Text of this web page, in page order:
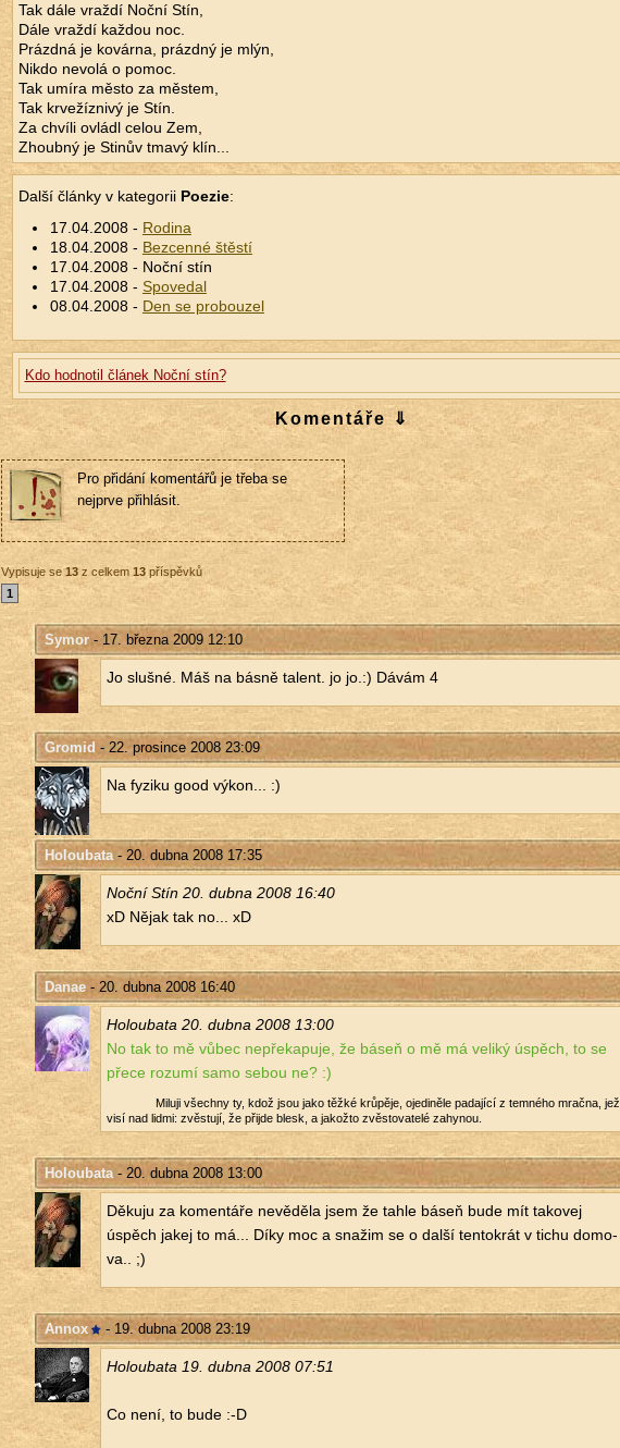
Tak dále vraždí Noční Stín,
Dále vraždí každou noc.
Prázdná je kovárna, prázdný je mlýn,
Nikdo nevolá o pomoc.
Tak umíra město za městem,
Tak krvežíznivý je Stín.
Za chvíli ovládl celou Zem,
Zhoubný je Stinův tmavý klín...
Další články v kategorii Poezie:
17.04.2008 - Rodina
18.04.2008 - Bezcenné štěstí
17.04.2008 - Noční stín
17.04.2008 - Spovedal
08.04.2008 - Den se probouzel
Kdo hodnotil článek Noční stín?
Komentáře ⇓
Pro přidání komentářů je třeba se
nejprve přihlásit.
Vypisuje se13z celkem 13příspěvků
1
Symor- 17. března 2009 12:10
Jo sluš­né. Máš na básně ta­lent. jo jo.:) Dávám 4
Gromid - 22. prosince 2008 23:09
Na fy­zi­ku good výkon... :)
Holoubata- 20. dubna 2008 17:35
Noční Stín 20. dubna 2008 16:40
xD Nějak tak no... xD
Danae- 20. dubna 2008 16:40
Ho­lou­ba­ta 20. dubna 2008 13:00
No tak to mě vůbec ne­pře­ka­pu­je, že báseň o mě má ve­li­ký úspěch, to se
přece ro­zu­mí samo sebou ne? :)
Mi­lu­ji všech­ny ty, kdož jsou jako těžké krů­pě­je, oje­di­ně­le pa­da­jí­cí z tem­né­ho mrač­na, jež
visí nad lidmi: zvěs­tu­jí, že při­jde blesk, a ja­kož­to zvěs­to­va­te­lé za­hy­nou.
Holoubata- 20. dubna 2008 13:00
Dě­ku­ju za ko­men­tá­ře ne­vě­dě­la jsem že tahle báseň bude mít ta­ko­vej
úspěch jakej to má... Díky moc a sna­žim se o další ten­to­krát v tichu do­mo­
va.. ;)
Annox - 19. dubna 2008 23:19
Ho­lou­ba­ta 19. dubna 2008 07:51
Co není, to bude :-D